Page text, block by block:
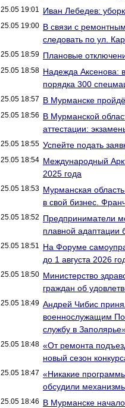
25.05 19:01 Иван Лебедев:
25.05 19:00 В связи с
следовать по ул.
25.05 18:59 Плановые
25.05 18:58 Надежда Аксенова:
порядка 300
25.05 18:57 В Мурманске
25.05 18:56 В Мурманской
аттестации:
25.05 18:55 Успейте подать
25.05 18:54 Международный
2025 года
25.05 18:53 Мурманская
в свой бизнес.
25.05 18:52 Предприниматели
плавной адаптации
25.05 18:51 На Форуме
до 1 августа 2026
25.05 18:50 Министерство
граждан об
25.05 18:49 Андрей Чибис
военнослужащим
службу в
25.05 18:48 «От ремонта
новый сезон
25.05 18:47 «Никакие
обсудили
25.05 18:46 В Мурманске